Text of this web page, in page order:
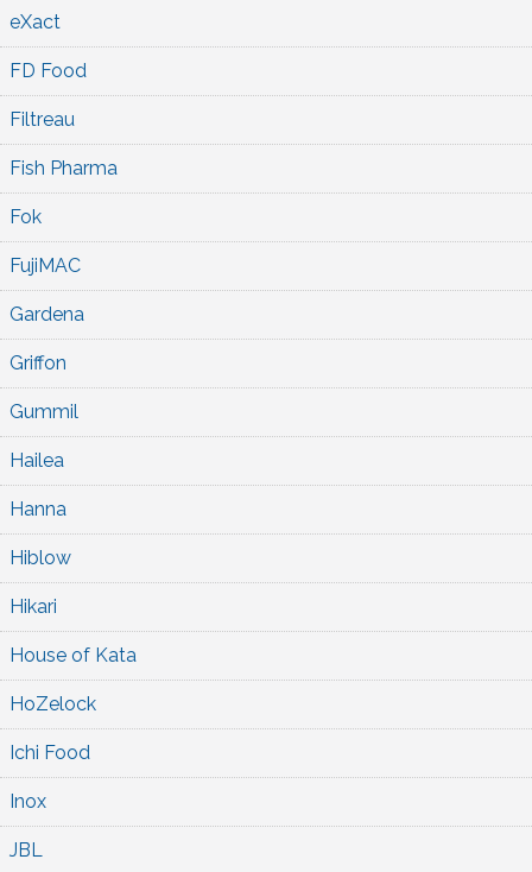
eXact
FD Food
Filtreau
Fish Pharma
Fok
FujiMAC
Gardena
Griffon
Gummil
Hailea
Hanna
Hiblow
Hikari
House of Kata
HoZelock
Ichi Food
Inox
JBL